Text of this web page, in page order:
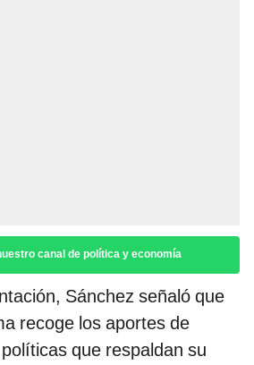
canal de política y economía
Sánchez señaló que
recoge los aportes de
que respaldan su